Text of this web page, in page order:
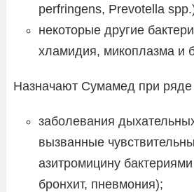
perfringens, Prevotella
некоторые другие
хламидия, микоплазма и
Назначают Сумамед при ряде
заболевания
вызванные
азитромицину
бронхит, пневмония);